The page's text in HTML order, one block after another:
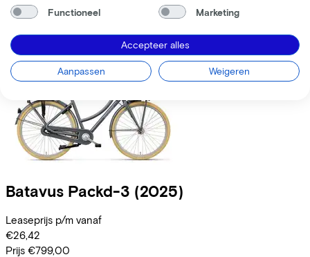
Vergelijk
Batavus Packd-3 (2025)
Leaseprijs p/m vanaf
€26,42
Prijs €799,00
Functioneel Marketing
Accepteer alles
Aanpassen Weigeren